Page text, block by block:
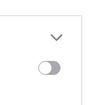
mise sur